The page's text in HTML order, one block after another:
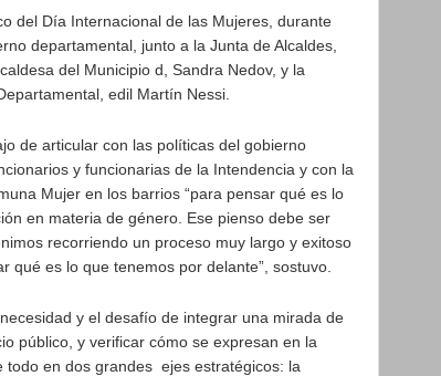
del Día Internacional de las Mujeres, durante
departamental, junto a la Junta de Alcaldes,
del Municipio d, Sandra Nedov, y la
edil Martín Nessi.
de articular con las políticas del gobierno
y funcionarias de la Intendencia y con la
Mujer en los barrios “para pensar qué es lo
en materia de género. Ese pienso debe ser
recorriendo un proceso muy largo y exitoso
qué es lo que tenemos por delante”, sostuvo.
y el desafío de integrar una mirada de
público, y verificar cómo se expresan en la
en dos grandes ejes estratégicos: la